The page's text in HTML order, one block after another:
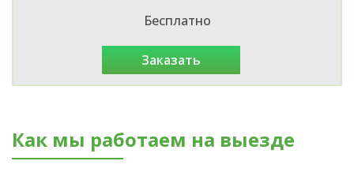
Бесплатно
заказать
Как мы работаем на выезде